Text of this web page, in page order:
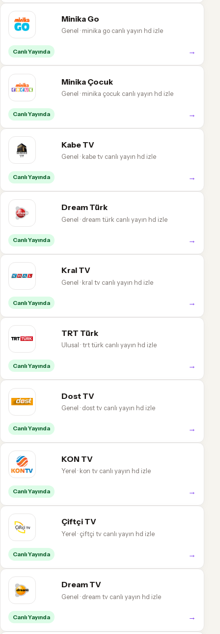
Minika Go
Genel · minika go canlı yayın hd izle
Canlı Yayında →
Minika Çocuk
Genel · minika çocuk canlı yayın hd izle
Canlı Yayında →
Kabe TV
Genel · kabe tv canlı yayın hd izle
Canlı Yayında →
Dream Türk
Genel · dream türk canlı yayın hd izle
Canlı Yayında →
Kral TV
Genel · kral tv canlı yayın hd izle
Canlı Yayında →
TRT Türk
Ulusal · trt türk canlı yayın hd izle
Canlı Yayında →
Dost TV
Genel · dost tv canlı yayın hd izle
Canlı Yayında →
KON TV
Yerel · kon tv canlı yayın hd izle
Canlı Yayında →
Çiftçi TV
Yerel · çiftçi tv canlı yayın hd izle
Canlı Yayında →
Dream TV
Genel · dream tv canlı yayın hd izle
Canlı Yayında →